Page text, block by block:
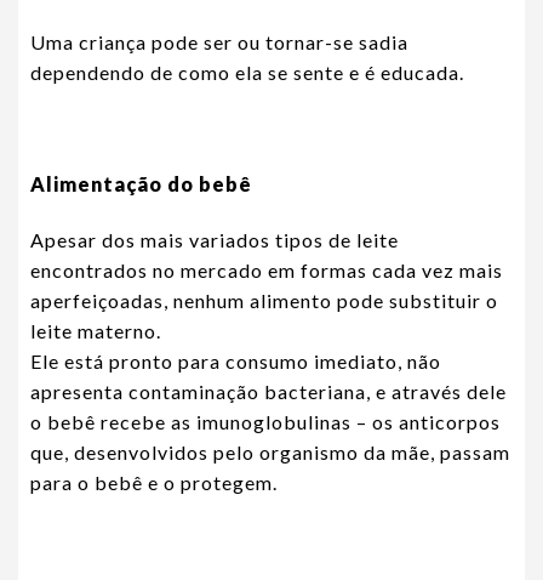
Uma criança pode ser ou tornar-se sadia
dependendo de como ela se sente e é educada.
Alimentação do bebê
Apesar dos mais variados tipos de leite
encontrados no mercado em formas cada vez mais
aperfeiçoadas, nenhum alimento pode substituir o
leite materno.
Ele está pronto para consumo imediato, não
apresenta contaminação bacteriana, e através dele
o bebê recebe as imunoglobulinas – os anticorpos
que, desenvolvidos pelo organismo da mãe, passam
para o bebê e o protegem.